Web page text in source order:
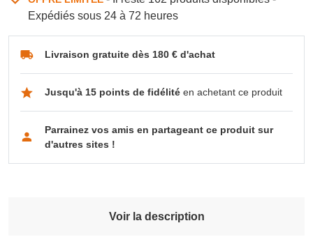
Expédiés sous 24 à 72 heures
Livraison gratuite dès 180 € d'achat
Jusqu'à 15 points de fidélitéen achetant ce produit
Parrainez vos amis en partageant ce produit sur
d'autres sites !
Voir la description